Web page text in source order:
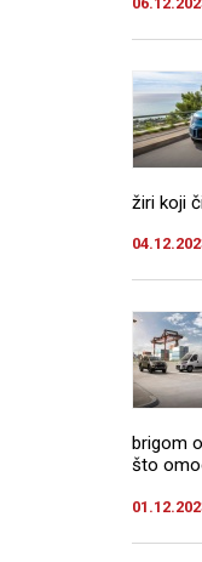
žiri koji
brigom
što